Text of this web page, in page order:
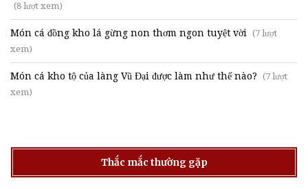
(8 lượt xem)
Món cá đồng kho lá gừng non thơm ngon tuyệt vời (7 lượt
xem)
Món cá kho tộ của làng Vũ Đại được làm như thế nào? (7 lượt
xem)
Thắc mắc thường gặp